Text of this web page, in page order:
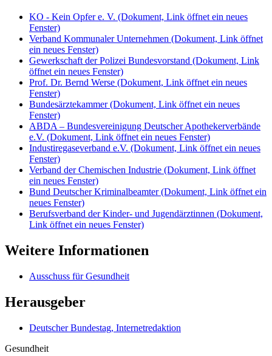
KO - Kein Opfer e. V. (Dokument, Link öffnet ein neues
Fenster)
Verband Kommunaler Unternehmen (Dokument, Link öffnet
ein neues Fenster)
Gewerkschaft der Polizei Bundesvorstand (Dokument, Link
öffnet ein neues Fenster)
Prof. Dr. Bernd Werse (Dokument, Link öffnet ein neues
Fenster)
Bundesärztekammer(Dokument, Link öffnet ein neues
Fenster)
ABDA – Bundesvereinigung Deutscher Apothekerverbände
e.V. (Dokument, Link öffnet ein neues Fenster)
Industiregaseverband e.V. (Dokument, Link öffnet ein neues
Fenster)
Verband der Chemischen Industrie (Dokument, Link öffnet
ein neues Fenster)
Bund Deutscher Kriminalbeamter(Dokument, Link öffnet ein
neues Fenster)
Berufsverband der Kinder- und Jugendärztinnen (Dokument,
Link öffnet ein neues Fenster)
Weitere Informationen
Ausschuss für Gesundheit
Herausgeber
Deutscher Bundestag, Internetredaktion
Gesundheit